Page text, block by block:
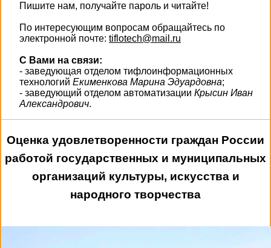
Пишите нам, получайте пароль и читайте!
По интересующим вопросам обращайтесь по
электронной почте: tiflotech@mail.ru
С Вами на связи:
- заведующая отделом тифлоинформационных
технологий Екименкова Марина Эдуардовна;
- заведующий отделом автоматизации Крысин Иван
Александрович.
Оценка удовлетворенности граждан России
работой государственных и муниципальных
организаций культуры, искусства и
народного творчества